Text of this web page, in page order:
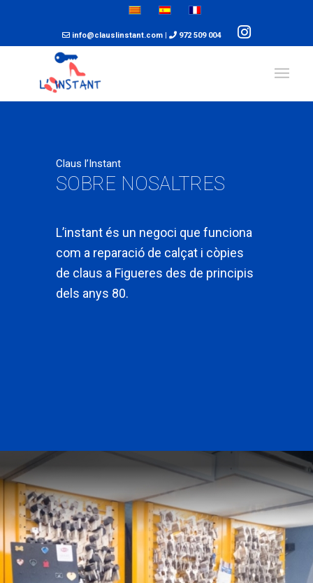
info@clauslinstant.com| 972 509 004
Claus l’Instant
SOBRE NOSALTRES
L’instant és un negoci que funciona
com a reparació de calçat i còpies
de claus a Figueres des de principis
dels anys 80.